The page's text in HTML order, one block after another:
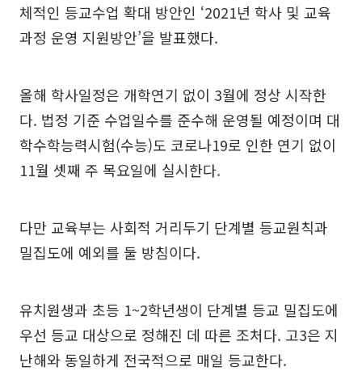
체적인 등교수업 확대 방안인 ‘2021년 학사 및 교육
과정 운영 지원방안’을 발표했다.
올해 학사일정은 개학연기 없이 3월에 정상 시작한
다. 법정 기준 수업일수를 준수해 운영될 예정이며 대
학수학능력시험(수능)도 코로나19로 인한 연기 없이
11월 셋째 주 목요일에 실시한다.
다만 교육부는 사회적 거리두기 단계별 등교원칙과
밀집도에 예외를 둘 방침이다.
유치원생과 초등 1~2학년생이 단계별 등교 밀집도에
우선 등교 대상으로 정해진 데 따른 조처다. 고3은 지
난해와 동일하게 전국적으로 매일 등교한다.